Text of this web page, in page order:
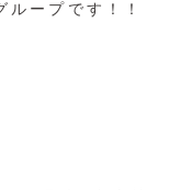
ループです！！